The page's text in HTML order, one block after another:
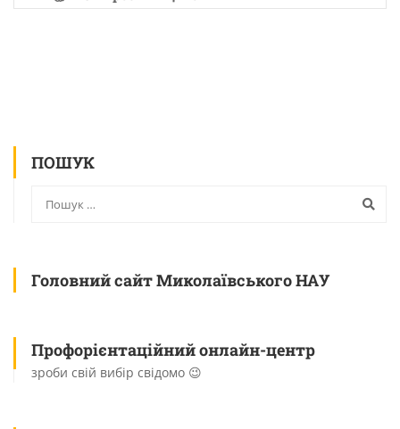
ПОШУК
Головний сайт Миколаївського НАУ
Профорієнтаційний онлайн-центр
зроби свій вибір свідомо 😉